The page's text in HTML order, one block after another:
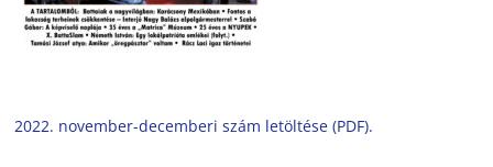
2022. november-decemberi szám letöltése (PDF).